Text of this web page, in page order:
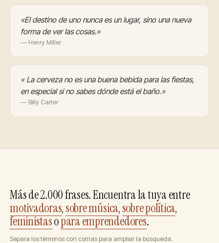
«El destino de uno nunca es un lugar, sino una nueva
forma de ver las cosas.»
— Henry Miller
« La cerveza no es una buena bebida para las fiestas,
en especial si no sabes dónde está el baño.»
— Billy Carter
Más de 2.000 frases. Encuentra la tuya entre
motivadoras,sobre música,sobre política,
feministasopara emprendedores.
Separa los términos con comas para ampliar la búsqueda.